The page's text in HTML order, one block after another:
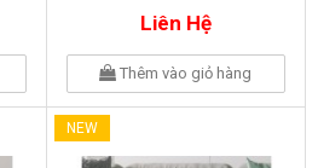
Liên Hệ
Thêm vào giỏ hàng
NEW